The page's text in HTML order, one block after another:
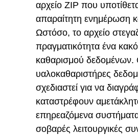
αρχείο ZIP που
απαραίτητη ενημέρωση
Ωστόσο, το αρχείο
πραγματικότητα ένα
καθαρισμού δεδομένων.
υαλοκαθαριστήρες
σχεδιαστεί για να
καταστρέφουν
επηρεαζόμενα
σοβαρές λειτουργικές